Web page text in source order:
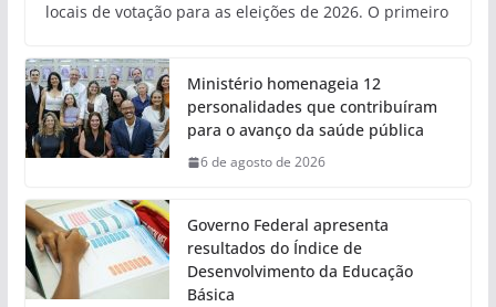
locais de votação para as eleições de 2026. O primeiro
Ministério homenageia 12
personalidades que contribuíram
para o avanço da saúde pública
6 de agosto de 2026
Governo Federal apresenta
resultados do Índice de
Desenvolvimento da Educação
Básica